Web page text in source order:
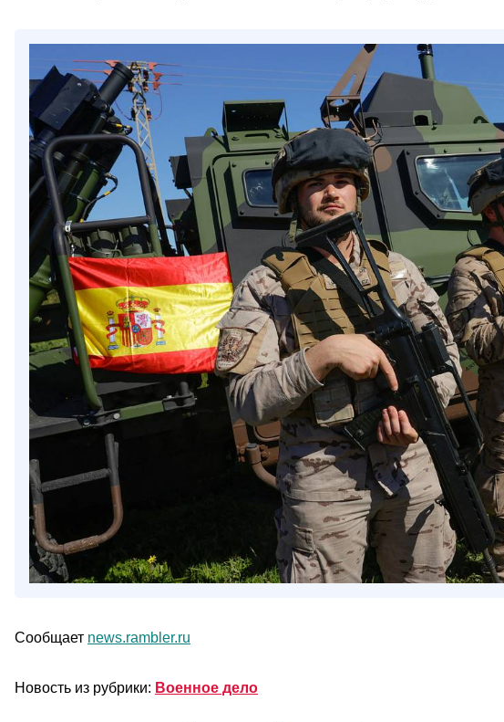
Сообщает news.rambler.ru
Новость из рубрики: Военное дело